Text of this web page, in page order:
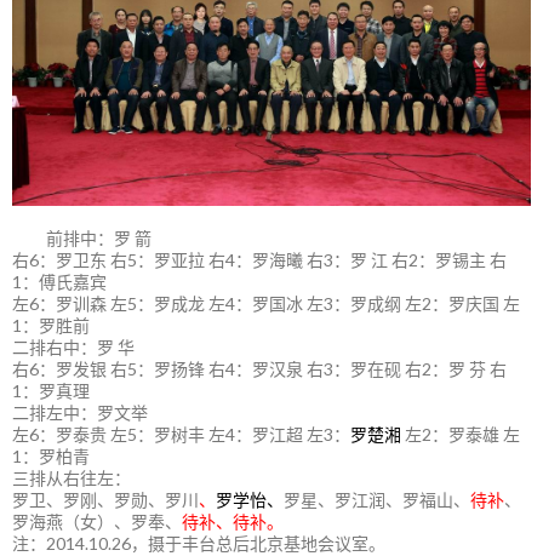
前排中：罗 箭
右6：罗卫东 右5：罗亚拉 右4：罗海曦 右3：罗 江 右2：罗锡主 右
1：傅氏嘉宾
左6：罗训森 左5：罗成龙 左4：罗国冰 左3：罗成纲 左2：罗庆国 左
1：罗胜前
二排右中：罗 华
右6：罗发银 右5：罗扬锋 右4：罗汉泉 右3：罗在砚 右2：罗 芬 右
1：罗真理
二排左中：罗文举
左6：罗泰贵 左5：罗树丰 左4：罗江超 左3： 罗楚湘 左2：罗泰雄 左
1：罗柏青
三排从右往左：
罗卫、罗刚、罗勋、罗川 、 罗学怡、 罗星、罗江润、罗福山、 待补、
罗海燕（女）、罗奉、 待补、待补。
注：2014.10.26，摄于丰台总后北京基地会议室。